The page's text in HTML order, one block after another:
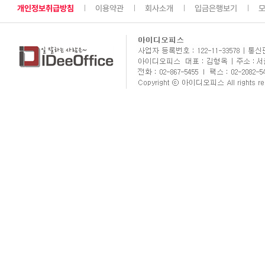
개인정보취급방침 이용약관 회사소개 입금은행보기